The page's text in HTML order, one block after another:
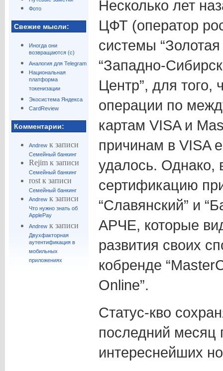
Фото
Свежие мысли:
Иногда они
возвращаются (с)
Аналогия для Telegram
Национальная
платформа
токенизации
Экосистема Яндекса
CardReview
Комментарии:
Andrewк записи
Семейный банкинг
Rejimк записи
Семейный банкинг
rostк записи
Семейный банкинг
Andrewк записи
Что нужно знать об
ApplePay
Andrewк записи
Двухфакторная
аутентификация в
мобильных
приложениях
Несколько лет
ЦФТ (оператор
системы
“Западно-
Центр”, для того,
операции по
картам VISA и
причинам в VISA
удалось. Однако,
сертификацию
“Славянский” и
АРЧЕ, которые
развития своих
кобренде
Online”.
Статус-кво
последний месяц
интереснейших